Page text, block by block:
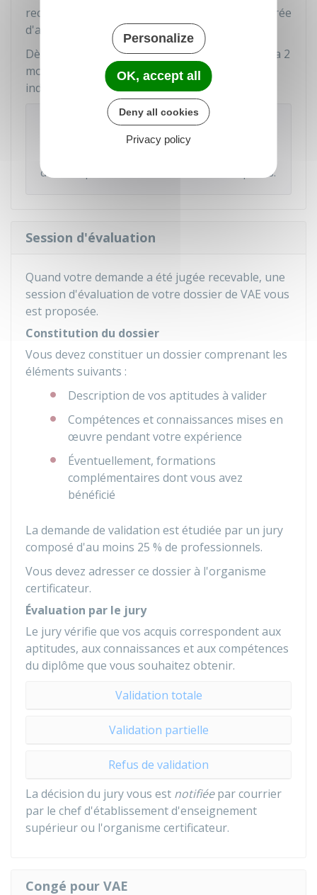
recevable, notamment en ce qui concerne la durée
d'activité requise.
Dès réception du dossier complet, l'organisme a 2
mois pour vous notifiersa décision. Il vous
indiquera également une date pour l'examen.
Attention
vous pouvez déposer un seul dossier par an
dossiers par an, toutes certifications comprises.
Session d'évaluation
Quand votre demande a été jugée recevable, une
session d'évaluation de votre dossier de VAE vous
est proposée.
Constitution du dossier
Vous devez constituer un dossier comprenant les
éléments suivants :
Description de vos aptitudes à valider
Compétences et connaissances mises en
œuvre pendant votre expérience
Éventuellement, formations
complémentaires dont vous avez
bénéficié
La demande de validation est étudiée par un jury
composé d'au moins 25 % de professionnels.
Vous devez adresser ce dossier à l'organisme
certificateur.
Évaluation par le jury
Le jury vérifie que vos acquis correspondent aux
aptitudes, aux connaissances et aux compétences
du diplôme que vous souhaitez obtenir.
Validation totale
Validation partielle
Refus de validation
La décision du jury vous est notifiéepar courrier
par le chef d'établissement d'enseignement
supérieur ou l'organisme certificateur.
Congé pour VAE
Personalize
OK, accept all
Deny all cookies
Privacy policy